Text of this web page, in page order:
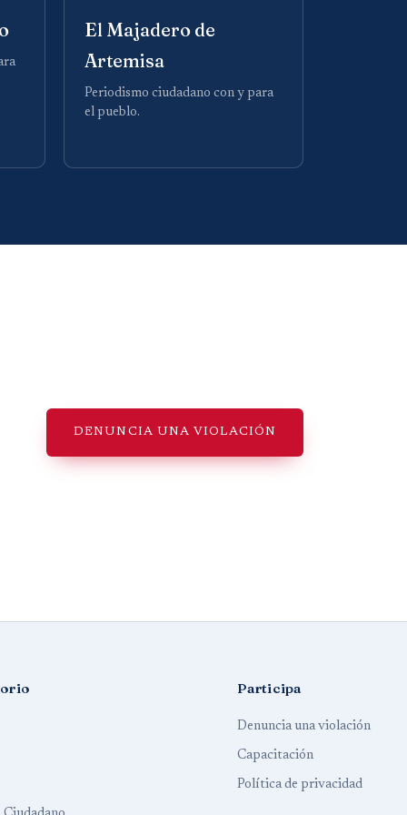
El Majadero de
Artemisa
Periodismo ciudadano con y para
el pueblo.
DENUNCIA UNA VIOLACIÓN
Participa
Denuncia una violación
Capacitación
Política de privacidad